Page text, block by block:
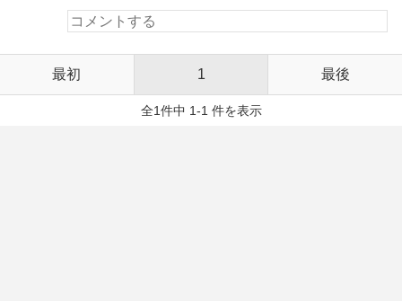
最初 1 最後
全1件中 1-1 件を表示